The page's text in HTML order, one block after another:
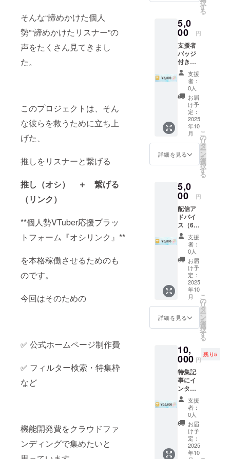
そんな“諦めかけた個人
勢”“諦めかけたリスナー”の
声をたくさん見てきまし
た。
このプロジェクトは、そん
な彼らを救うために立ち上
げた、
推しをリスナーと繋げる
推し（オシ） ＋ 繋げる
（リンク）
**個人勢VTuber応援プラッ
トフォーム『オシリンク』**
を本格稼働させるためのも
のです。
今回はそのための
✅ 公式ホームページ制作費
✅ フィルター検索・特集枠
など
機能開発費をクラウドファ
ンディングで集めたいと
ロ
ル ・注
意事
項：
メール
にてや
り取り
させて
いただ
きます
択
す
る
5,0
00 円
支援者
バッジ
付き
「応援
者ペー
ジ」に
特別掲
載 ・掲
載期
間：HP
完成か
らサー
ビスが
存続す
る限り
・掲載
文字の
み ・注
意事
項：支
援時、
必ず備
考欄に
掲載を
希望さ
れるお
名前を
ご記入
くださ
支援
者：
0人
お届
け予
定：
2025
年10
月
詳細を見る
こ
の
リ
タ
ー
ン
を
選
択
す
る
5,0
00 円
配信ア
ドバイ
ス（60
分） ・
実施概
要：60
分 ・有
効期
限：
2025年
12月末
まで ※
日時
は、HP
作成完
了後
にて決
めさせ
ていた
だきま
す ・受
講方
法：
Discord
を使用
しま
す。
支援
者：
0人
お届
け予
定：
2025
年10
月
詳細を見る
こ
の
リ
タ
ー
ン
を
選
択
す
る
10,
000 円
残り5
特集記
事にイ
ンタ
ビュー
掲載＋X
ポスト
紹介（V
限定）
・掲載
期間：
HP完成
支援
者：
0人
お届
け予
定：
2025
年10